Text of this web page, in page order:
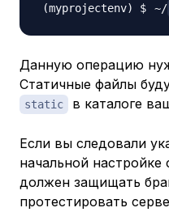
~/
Данную операцию
Статичные файлы
static в каталоге
Если вы следовали
начальной
должен защищать
протестировать